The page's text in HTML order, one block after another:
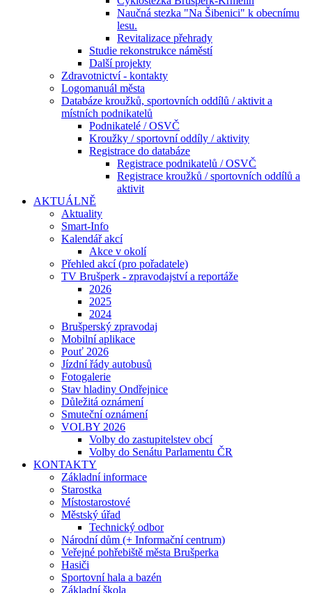
Naučná stezka "Na Šibenici" k obecnímu
lesu.
Revitalizace přehrady
Studie rekonstrukce náměstí
Další projekty
Zdravotnictví - kontakty
Logomanuál města
Databáze kroužků, sportovních oddílů / aktivit a
místních podnikatelů
Podnikatelé / OSVČ
Kroužky / sportovní oddíly / aktivity
Registrace do databáze
Registrace podnikatelů / OSVČ
Registrace kroužků / sportovních oddílů a
aktivit
AKTUÁLNĚ
Aktuality
Smart-Info
Kalendář akcí
Akce v okolí
Přehled akcí (pro pořadatele)
TV Brušperk - zpravodajství a reportáže
2026
2025
2024
Brušperský zpravodaj
Mobilní aplikace
Pouť 2026
Jízdní řády autobusů
Fotogalerie
Stav hladiny Ondřejnice
Důležitá oznámení
Smuteční oznámení
VOLBY 2026
Volby do zastupitelstev obcí
Volby do Senátu Parlamentu ČR
KONTAKTY
Základní informace
Starostka
Místostarostové
Městský úřad
Technický odbor
Národní dům (+ Informační centrum)
Veřejné pohřebiště města Brušperka
Hasiči
Sportovní hala a bazén
Základní škola